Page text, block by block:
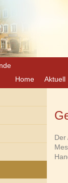
Home Aktuell
Der